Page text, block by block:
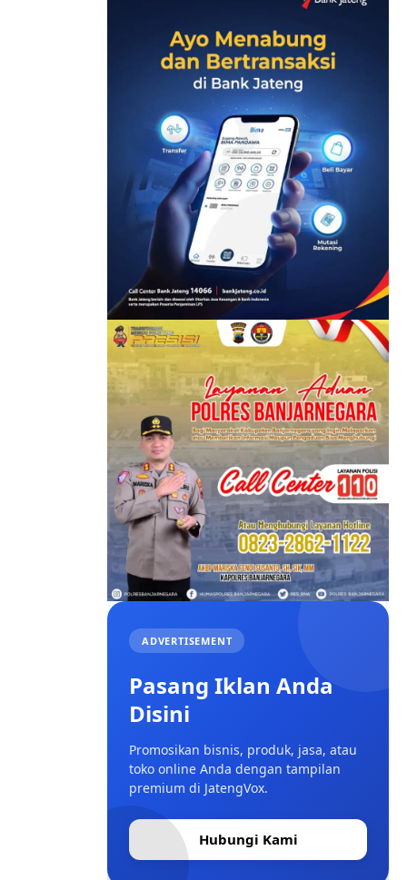
ADVERTISEMENT
Pasang Iklan Anda
Disini
Promosikan bisnis, produk, jasa, atau
toko online Anda dengan tampilan
premium di JatengVox.
Hubungi Kami